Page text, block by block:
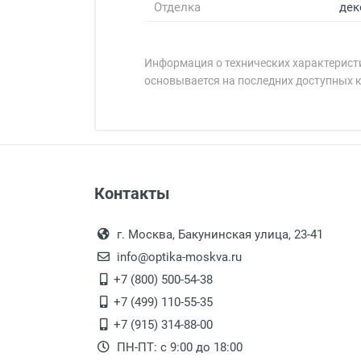
Отделка
Информация о технических
основывается на последних доступных
Общая ширина:
Ширина линзы:
Высота линзы:
Ширина мостика:
Тип линзы:
Степень защиты:
Тип оправы:
Перечисление средств на
Перевод денег на карту Сбербанка.
Выдаем товар в рабочие
После того, как заказ
Для получения товара при
Заказ необходимо
дополнительных расходов за
Доставка по Москве
Доставляем товар по
Контакты
г. Москва, Бакунинская улица, 23-41
info@optika-moskva.ru
+7 (800) 500-54-38
+7 (499) 110-55-35
+7 (915) 314-88-00
ПН-ПТ: с 9:00 до 18:00